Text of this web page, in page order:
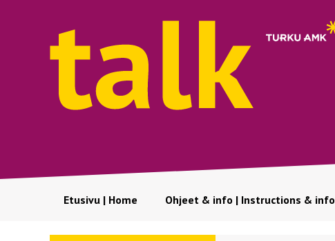
Etusivu | Home Ohjeet & info | Instructions & info